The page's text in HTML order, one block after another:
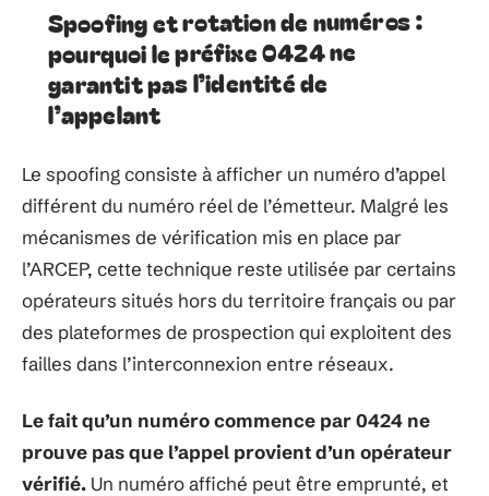
Spoofing et rotation de numéros :
pourquoi le préfixe 0424 ne
garantit pas l’identité de
l’appelant
Le spoofing consiste à afficher un numéro d’appel
différent du numéro réel de l’émetteur. Malgré les
mécanismes de vérification mis en place par
l’ARCEP, cette technique reste utilisée par certains
opérateurs situés hors du territoire français ou par
des plateformes de prospection qui exploitent des
failles dans l’interconnexion entre réseaux.
Le fait qu’un numéro commence par 0424 ne
prouve pas que l’appel provient d’un opérateur
vérifié. Un numéro affiché peut être emprunté, et